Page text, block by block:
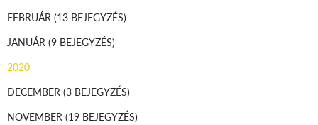
FEBRUÁR (13 BEJEGYZÉS)
JANUÁR (9 BEJEGYZÉS)
2020
DECEMBER (3 BEJEGYZÉS)
NOVEMBER (19 BEJEGYZÉS)